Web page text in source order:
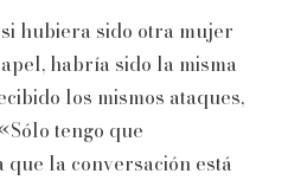
hubiera sido otra mujer
habría sido la misma
los mismos ataques,
tengo que
la conversación está